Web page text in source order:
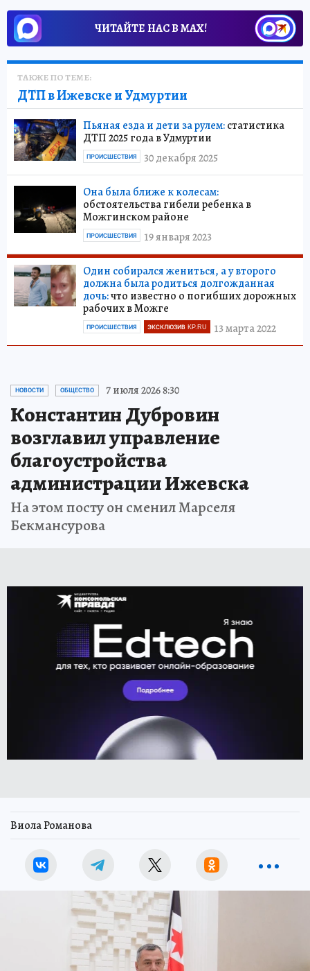
ЧИТАЙТЕ НАС В МАХ!
ТАКЖЕ ПО ТЕМЕ:
ДТП в Ижевске и Удмуртии
Пьяная езда и дети за рулем:статистика
ДТП 2025 года в Удмуртии
30 декабря 2025
ПРОИСШЕСТВИЯ
Она была ближе к колесам:
обстоятельства гибели ребенка в
Можгинском районе
19 января 2023
ПРОИСШЕСТВИЯ
Один собирался жениться, а у второго
должна была родиться долгожданная
дочь:что известно о погибших дорожных
рабочих в Можге
13 марта 2022
ПРОИСШЕСТВИЯ ЭКСКЛЮЗИВ KP.RU
НОВОСТИ ОБЩЕСТВО 7 июля 2026 8:30
Константин Дубровин
возглавил управление
благоустройства
администрации Ижевска
На этом посту он сменил Марселя
Бекмансурова
Виола Романова